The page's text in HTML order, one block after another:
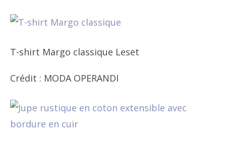
T-shirt Margo classique Leset
Crédit : MODA OPERANDI